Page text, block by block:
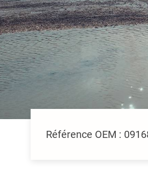
Référence OEM :